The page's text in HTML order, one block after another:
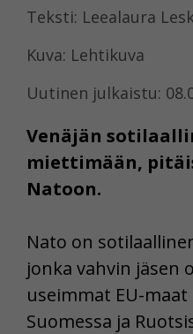
Teksti: Leealaura
Kuva: Lehtikuva
Uutinen julkaistu:
Venäjän
miettimään,
Natoon.
Nato on
jonka vahvin jäsen
useimmat EU-
Suomessa ja